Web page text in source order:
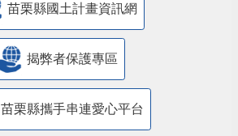
苗栗縣國土計畫資訊網
揭弊者保護專區
苗栗縣攜手串連愛心平台